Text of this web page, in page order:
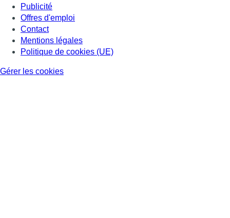
Publicité
Offres d'emploi
Contact
Mentions légales
Politique de cookies (UE)
Gérer les cookies